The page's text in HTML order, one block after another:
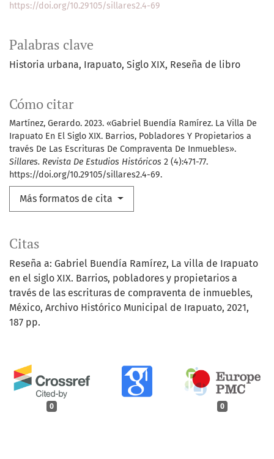
Palabras clave
Historia urbana Irapuato Siglo XIX Reseña de libro
Cómo citar
Martínez, Gerardo. 2023. «Gabriel Buendía Ramírez. La Villa De
Irapuato En El Siglo XIX. Barrios, Pobladores Y Propietarios a
través De Las Escrituras De Compraventa De Inmuebles».
Sillares. Revista De Estudios Históricos 2 (4):471-77.
https://doi.org/10.29105/sillares2.4-69.
Más formatos de cita
0 0
https://doi.org/10.29105/sillares2.4-69
Citas
Reseña a: Gabriel Buendía Ramírez, La villa de Irapuato
en el siglo XIX. Barrios, pobladores y propietarios a
través de las escrituras de compraventa de inmuebles,
México, Archivo Histórico Municipal de Irapuato, 2021,
187 pp.